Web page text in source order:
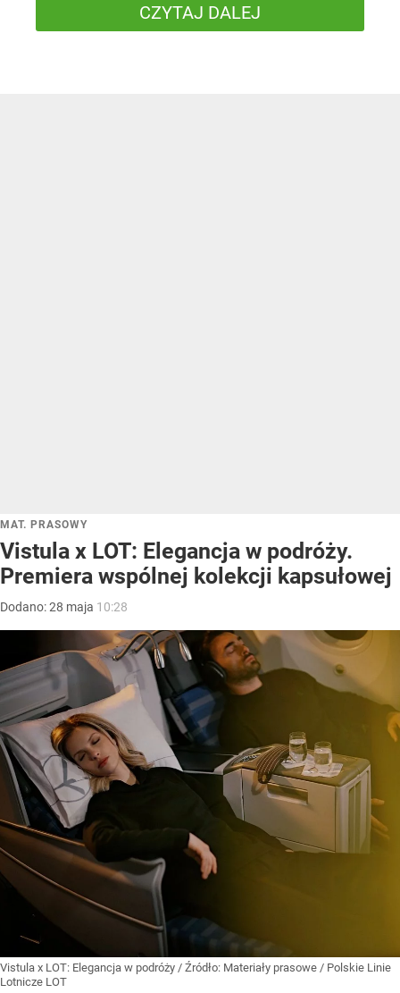
CZYTAJ DALEJ
MAT. PRASOWY
Vistula x LOT: Elegancja w podróży.
Premiera wspólnej kolekcji kapsułowej
Dodano:28 maja 10:28
Vistula x LOT: Elegancja w podróży / Źródło: Materiały prasowe / Polskie Linie
Lotnicze LOT